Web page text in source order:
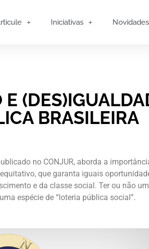
Iniciativas Novidades
BRASILEIRA
no CONJUR, aborda a
que garanta iguais
e da classe social. Ter ou não
espécie de “loteria pública social”.